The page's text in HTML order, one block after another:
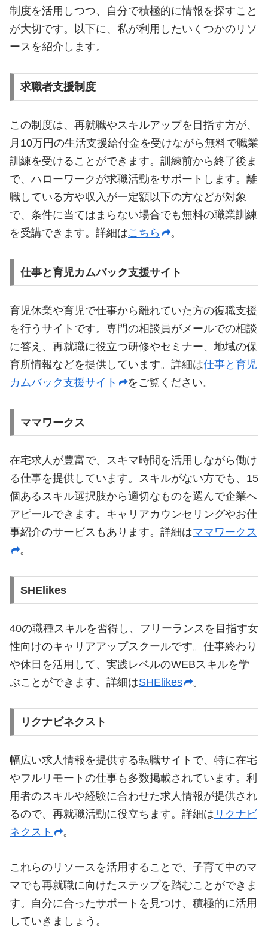
制度を活用しつつ、自分で積極的に情報を探すこと
が大切です。以下に、私が利用したいくつかのリソ
ースを紹介します。
求職者支援制度
この制度は、再就職やスキルアップを目指す方が、
月10万円の生活支援給付金を受けながら無料で職業
訓練を受けることができます。訓練前から終了後ま
で、ハローワークが求職活動をサポートします。離
職している方や収入が一定額以下の方などが対象
で、条件に当てはまらない場合でも無料の職業訓練
を受講できます。詳細はこちら 。
仕事と育児カムバック支援サイト
育児休業や育児で仕事から離れていた方の復職支援
を行うサイトです。専門の相談員がメールでの相談
に答え、再就職に役立つ研修やセミナー、地域の保
育所情報などを提供しています。詳細は仕事と育児
カムバック支援サイト
をご覧ください。
ママワークス
在宅求人が豊富で、スキマ時間を活用しながら働け
る仕事を提供しています。スキルがない方でも、15
個あるスキル選択肢から適切なものを選んで企業へ
アピールできます。キャリアカウンセリングやお仕
事紹介のサービスもあります。詳細はママワークス
。
SHElikes
40の職種スキルを習得し、フリーランスを目指す女
性向けのキャリアアップスクールです。仕事終わり
や休日を活用して、実践レベルのWEBスキルを学
ぶことができます。詳細はSHElikes 。
リクナビネクスト
幅広い求人情報を提供する転職サイトで、特に在宅
やフルリモートの仕事も多数掲載されています。利
用者のスキルや経験に合わせた求人情報が提供され
るので、再就職活動に役立ちます。詳細は リクナビ
ネクスト
。
これらのリソースを活用することで、子育て中のマ
マでも再就職に向けたステップを踏むことができま
す。自分に合ったサポートを見つけ、積極的に活用
していきましょう。